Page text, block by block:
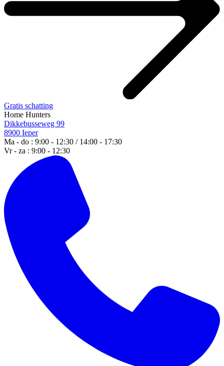
Gratis schatting
Home Hunters
Dikkebusseweg 99
8900 Ieper
Ma - do : 9:00 - 12:30 / 14:00 - 17:30
Vr - za : 9:00 - 12:30